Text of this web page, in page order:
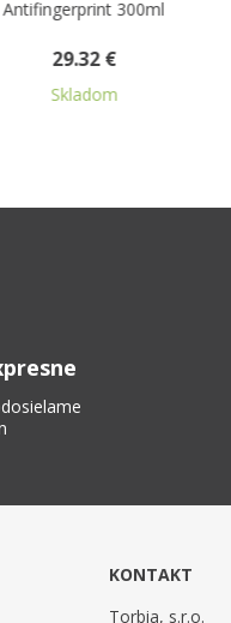
prostriedok na nábytok
500 ml
2.51 €
Skladom
KONTAKT
Torbia, s.r.o.